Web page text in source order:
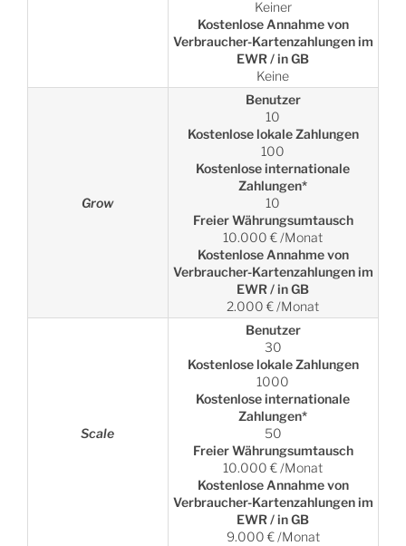
Keiner
Kostenlose Annahme von
Verbraucher-Kartenzahlungen im
EWR / in GB
Keine
Grow
Benutzer
10
Kostenlose lokale Zahlungen
100
Kostenlose internationale
Zahlungen*
10
Freier Währungsumtausch
10.000 € /Monat
Kostenlose Annahme von
Verbraucher-Kartenzahlungen im
EWR / in GB
2.000 € /Monat
Scale
Benutzer
30
Kostenlose lokale Zahlungen
1000
Kostenlose internationale
Zahlungen*
50
Freier Währungsumtausch
10.000 € /Monat
Kostenlose Annahme von
Verbraucher-Kartenzahlungen im
EWR / in GB
9.000 € /Monat